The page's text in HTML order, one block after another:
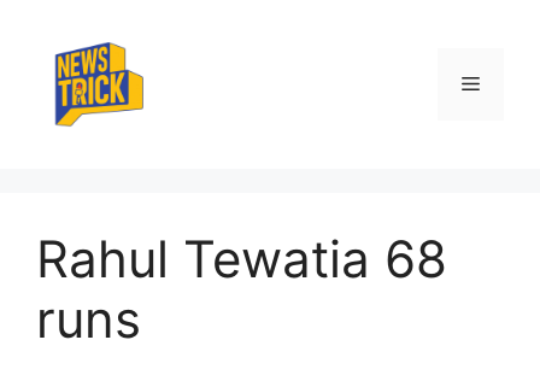
content
Menu
Rahul Tewatia 68
runs